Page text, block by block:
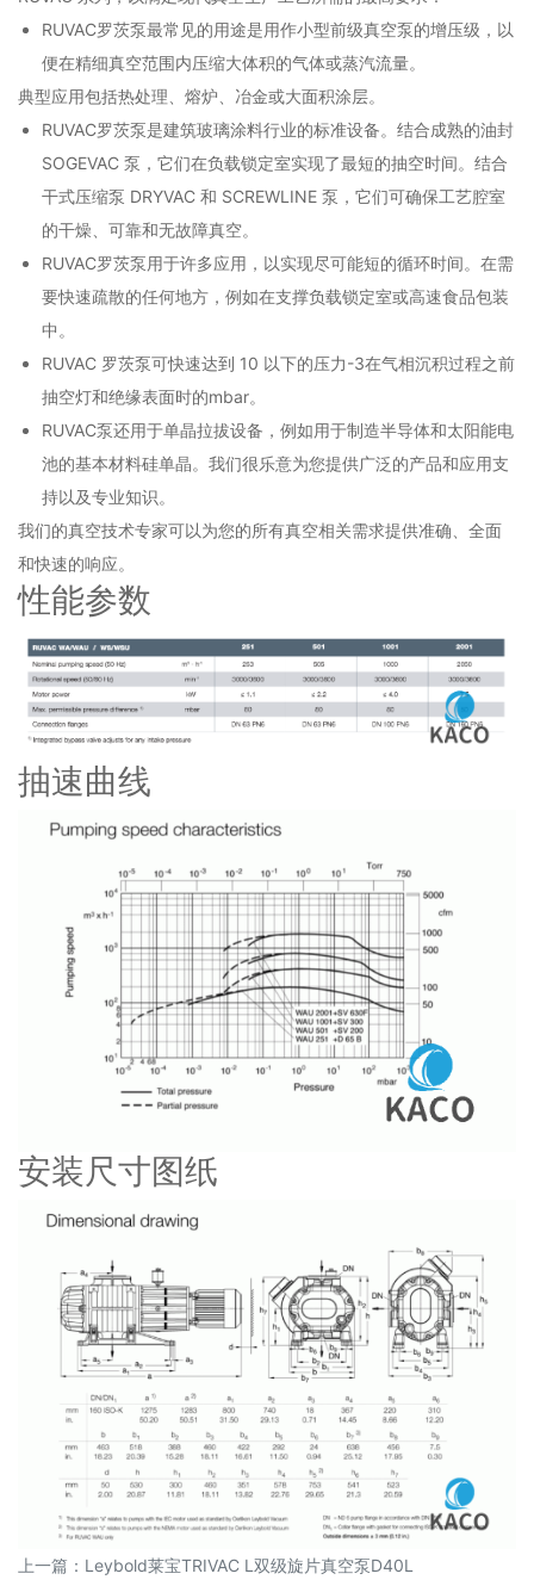
RUVAC罗茨泵最常见的用途是用作小型前级真空泵的增压级，以
便在精细真空范围内压缩大体积的气体或蒸汽流量。
典型应用包括热处理、熔炉、冶金或大面积涂层。
RUVAC罗茨泵是建筑玻璃涂料行业的标准设备。结合成熟的油封
SOGEVAC 泵，它们在负载锁定室实现了最短的抽空时间。结合
干式压缩泵 DRYVAC 和 SCREWLINE 泵，它们可确保工艺腔室
的干燥、可靠和无故障真空。
RUVAC罗茨泵用于许多应用，以实现尽可能短的循环时间。在需
要快速疏散的任何地方，例如在支撑负载锁定室或高速食品包装
中。
RUVAC 罗茨泵可快速达到 10 以下的压力-3在气相沉积过程之前
抽空灯和绝缘表面时的mbar。
RUVAC泵还用于单晶拉拔设备，例如用于制造半导体和太阳能电
池的基本材料硅单晶。我们很乐意为您提供广泛的产品和应用支
持以及专业知识。
我们的真空技术专家可以为您的所有真空相关需求提供准确、全面
和快速的响应。
性能参数
抽速曲线
安装尺寸图纸
上一篇： Leybold莱宝TRIVAC L双级旋片真空泵D40L